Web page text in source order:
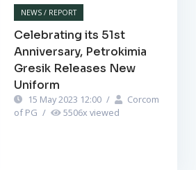
NEWS / REPORT
Celebrating its 51st
Anniversary, Petrokimia
Gresik Releases New
Uniform
15 May 2023 12:00 /
Corcom
of PG / 5506x viewed